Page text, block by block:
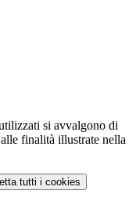
si avvalgono di
finalità illustrate nella
tutti i cookies